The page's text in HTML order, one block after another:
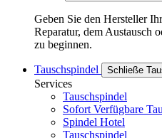
Geben Sie den Hersteller
Reparatur, dem Austausch
zu beginnen.
Tauschspindel Schließe
Services
Tauschspindel
Sofort Verfügbare
Spindel Hotel
Tauschspindel